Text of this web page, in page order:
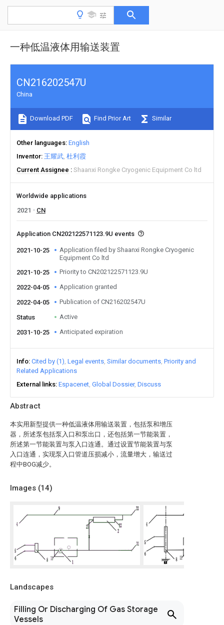
一种低温液体用输送装置
Abstract
本实用新型提供一种低温液体用输送装置，包括泵和增压
器，所述泵包括泵入口和泵出口，还包括第一节能装置，
所述第一节能装置与泵入口连通。通过设置节能装置与泵
入口连通，实现泵入口管道压损减小，流量增大，输送过
程中BOG减少。
Images (14)
Landscapes
Filling Or Discharging Of Gas Storage
Vessels
CN216202547U
China
Download PDF Find Prior Art Similar
Other languages English
Inventor 王耀武 杜利霞
Current Assignee
Shaanxi Rongke Cryogenic Equipment Co ltd
Worldwide applications
2021
CN
Application CN202122571123.9U events
2021-10-25
Application filed by Shaanxi Rongke Cryogenic
Equipment Co ltd
2021-10-25
Priority to CN202122571123.9U
2022-04-05 Application granted
2022-04-05 Publication of CN216202547U
Status Active
2031-10-25 Anticipated expiration
Info Cited by (1) Legal events Similar documents Priority and
Related Applications
External links Espacenet Global Dossier Discuss